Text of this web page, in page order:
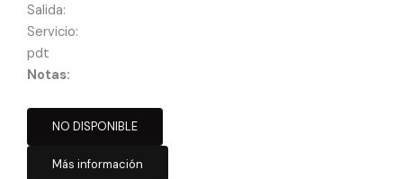
Salida:
Servicio:
pdt
Notas:
NO DISPONIBLE
Más información